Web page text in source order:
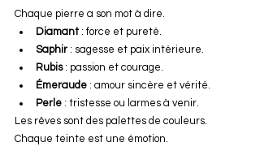
Chaque pierre a son mot à dire.
Diamant : force et pureté.
Saphir : sagesse et paix intérieure.
Rubis : passion et courage.
Émeraude : amour sincère et vérité.
Perle : tristesse ou larmes à venir.
Les rêves sont des palettes de couleurs.
Chaque teinte est une émotion.